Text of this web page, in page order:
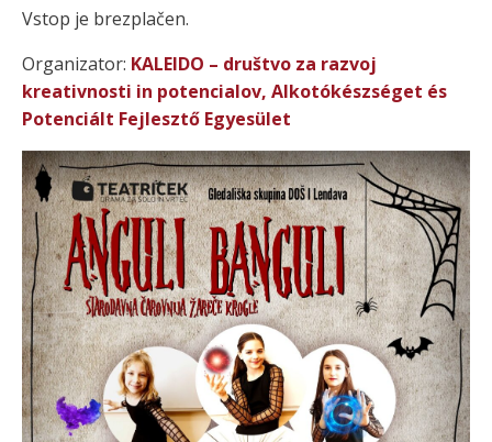
Vstop je brezplačen.
Organizator: KALEIDO – društvo za razvoj
kreativnosti in potencialov, Alkotókészséget és
Potenciált Fejlesztő Egyesület